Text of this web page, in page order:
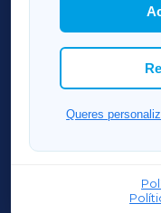
Así mesmo,
cookies que
Queres